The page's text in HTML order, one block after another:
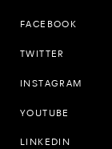
FACEBOOK
TWITTER
INSTAGRAM
YOUTUBE
LINKEDIN